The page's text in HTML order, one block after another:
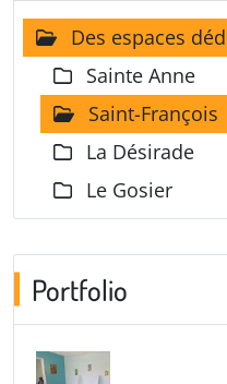
Des espaces
Sainte Anne
Saint-François
La Désirade
Le Gosier
Portfolio